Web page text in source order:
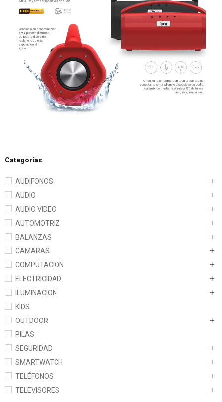
Categorías
AUDIFONOS
AUDIO
AUDIO VIDEO
AUTOMOTRIZ
BALANZAS
CAMARAS
COMPUTACION
ELECTRICIDAD
ILUMINACION
KIDS
OUTDOOR
PILAS
SEGURIDAD
SMARTWATCH
TELÉFONOS
TELEVISORES